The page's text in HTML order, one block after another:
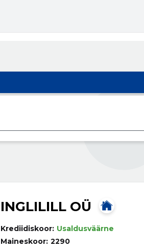
INGLILILL OÜ
Krediidiskoor: Usaldusväärne
Maineskoor: 2290